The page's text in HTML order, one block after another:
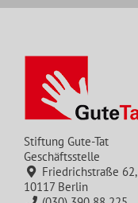
Stiftung Gute-Tat
Geschäftsstelle
Friedrichstraße 62,
10117 Berlin